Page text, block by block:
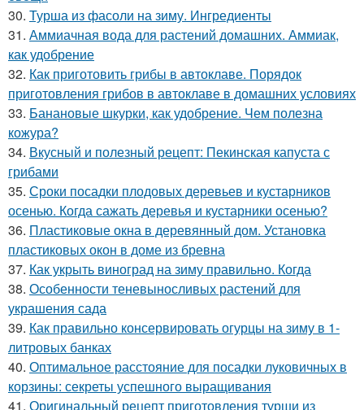
30. Турша из фасоли на зиму. Ингредиенты
31. Аммиачная вода для растений домашних. Аммиак,
как удобрение
32. Как приготовить грибы в автоклаве. Порядок
приготовления грибов в автоклаве в домашних условиях
33. Банановые шкурки, как удобрение. Чем полезна
кожура?
34. Вкусный и полезный рецепт: Пекинская капуста с
грибами
35. Сроки посадки плодовых деревьев и кустарников
осенью. Когда сажать деревья и кустарники осенью?
36. Пластиковые окна в деревянный дом. Установка
пластиковых окон в доме из бревна
37. Как укрыть виноград на зиму правильно. Когда
38. Особенности теневыносливых растений для
украшения сада
39. Как правильно консервировать огурцы на зиму в 1-
литровых банках
40. Оптимальное расстояние для посадки луковичных в
корзины: секреты успешного выращивания
41. Оригинальный рецепт приготовления турши из